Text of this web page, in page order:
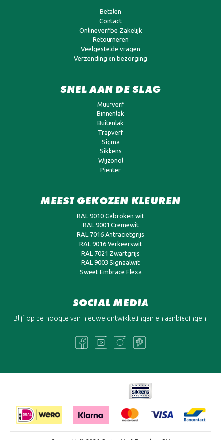
Betalen
Contact
Onlineverf.be Zakelijk
Retourneren
Veelgestelde vragen
Verzending en bezorging
SNEL AAN DE SLAG
Muurverf
Binnenlak
Buitenlak
Trapverf
Sigma
Sikkens
Wijzonol
Pienter
MEEST GEKOZEN KLEUREN
RAL 9010 Gebroken wit
RAL 9001 Cremewit
RAL 7016 Antracietgrijs
RAL 9016 Verkeerswit
RAL 7021 Zwartgrijs
RAL 9003 Signaalwit
Sweet Embrace Flexa
SOCIAL MEDIA
Blijf op de hoogte van nieuwe ontwikkelingen en aanbiedingen.